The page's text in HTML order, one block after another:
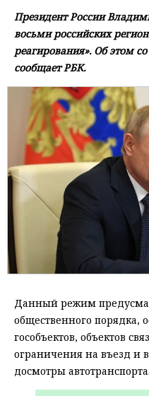
Президент России
восьми российских
реагирования». Об этом
сообщает РБК.
Данный режим
общественного порядка,
гособъектов, объектов
ограничения на въезд и
досмотры автотранспорта.